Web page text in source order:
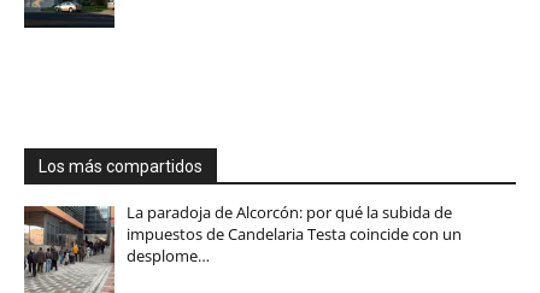
Los más compartidos
La paradoja de Alcorcón: por qué la subida de
impuestos de Candelaria Testa coincide con un
desplome…